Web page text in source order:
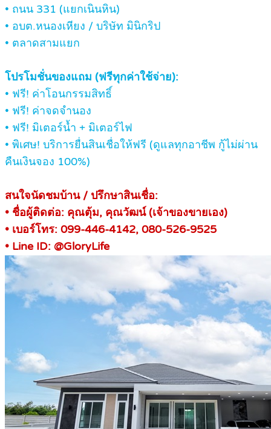
• ถนน 331 (แยกเนินหิน)
• อบต.หนองเหียง / บริษัท มินิกริป
• ตลาดสามแยก
โปรโมชั่นของแถม (ฟรีทุกค่าใช้จ่าย):
• ฟรี! ค่าโอนกรรมสิทธิ์
• ฟรี! ค่าจดจำนอง
• ฟรี! มิเตอร์น้ำ + มิเตอร์ไฟ
• พิเศษ! บริการยื่นสินเชื่อให้ฟรี (ดูแลทุกอาชีพ กู้ไม่ผ่าน
คืนเงินจอง 100%)
สนใจนัดชมบ้าน / ปรึกษาสินเชื่อ:
• ชื่อผู้ติดต่อ: คุณตุ้ม, คุณวัฒน์ (เจ้าของขายเอง)
• เบอร์โทร: 099-446-4142, 080-526-9525
• Line ID: @GloryLife